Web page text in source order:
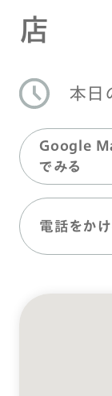
店
本日
Google
でみる
電話をかけ